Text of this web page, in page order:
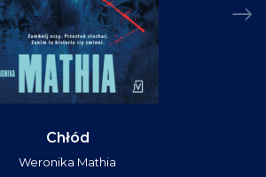
Chłód
Weronika Mathia